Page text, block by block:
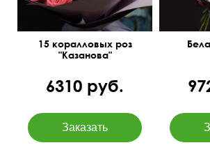
15 коралловых роз
"Казанова"
6310 руб.